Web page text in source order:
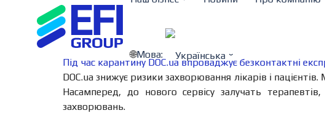
Мова:
Під час карантину DOC.ua впроваджує безконтактні
DOC.ua знижує ризики захворювання лікарів і
Насамперед, до нового сервісу залучать
захворювань.